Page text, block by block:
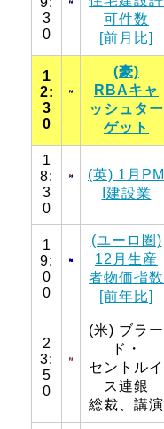
3
0
可件数
[前月比]
1
2:
3
0
(豪)
RBAキャ
ッシュター
ゲット
1
8:
3
0
(英) 1月PM
I建設業
1
9:
0
0
(ユーロ圏)
12月生産
者物価指数
[前年比]
2
3:
5
0
(米) ブラー
ド・
セントルイ
ス連銀
総裁、講演